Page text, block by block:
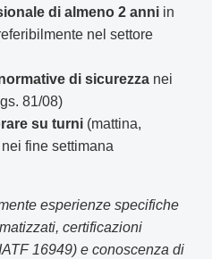
di almeno 2 anni in
nel settore
di sicurezza nei
81/08)
su turni (mattina,
fine settimana
esperienze specifiche
certificazioni
16949) e conoscenza di